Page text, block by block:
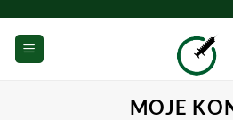
zawartości
MOJE